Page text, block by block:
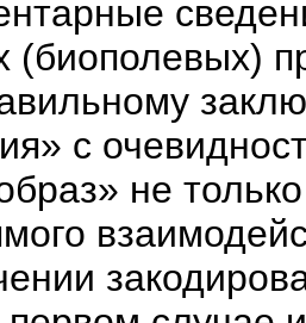
(биополевых)
с
не